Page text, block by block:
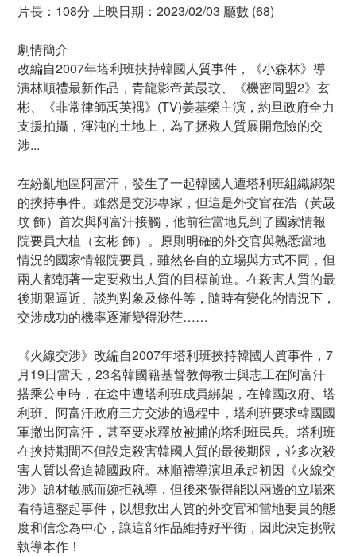
片長：108分 上映日期：2023/02/03 廳數 (68)
劇情簡介
改編自2007年塔利班挾持韓國人質事件，《小森林》導
演林順禮最新作品，青龍影帝黃晸玟、《機密同盟2》玄
彬、《非常律師禹英禑》(TV)姜基榮主演，約旦政府全力
支援拍攝，渾沌的土地上，為了拯救人質展開危險的交
涉...
在紛亂地區阿富汗，發生了一起韓國人遭塔利班組織綁架
的挾持事件。雖然是交涉專家，但這是外交官在浩（黃晸
玟 飾）首次與阿富汗接觸，他前往當地見到了國家情報
院要員大植（玄彬 飾）。原則明確的外交官與熟悉當地
情況的國家情報院要員，雖然各自的立場與方式不同，但
兩人都朝著一定要救出人質的目標前進。在殺害人質的最
後期限逼近、談判對象及條件等，隨時有變化的情況下，
交涉成功的機率逐漸變得渺茫……
《火線交涉》改編自2007年塔利班挾持韓國人質事件，7
月19日當天，23名韓國籍基督教傳教士與志工在阿富汗
搭乘公車時，在途中遭塔利班成員綁架，在韓國政府、塔
利班、阿富汗政府三方交涉的過程中，塔利班要求韓國國
軍撤出阿富汗，甚至要求釋放被捕的塔利班民兵。塔利班
在挾持期間不但設定殺害韓國人質的最後期限，並多次殺
害人質以脅迫韓國政府。林順禮導演坦承起初因《火線交
涉》題材敏感而婉拒執導，但後來覺得能以兩邊的立場來
看待這整起事件，以想救出人質的外交官和當地要員的態
度和信念為中心，讓這部作品維持好平衡，因此決定挑戰
執導本作！